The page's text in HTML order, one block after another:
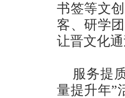
书签等文
客、研学
让晋文化
服务提
量提升年”